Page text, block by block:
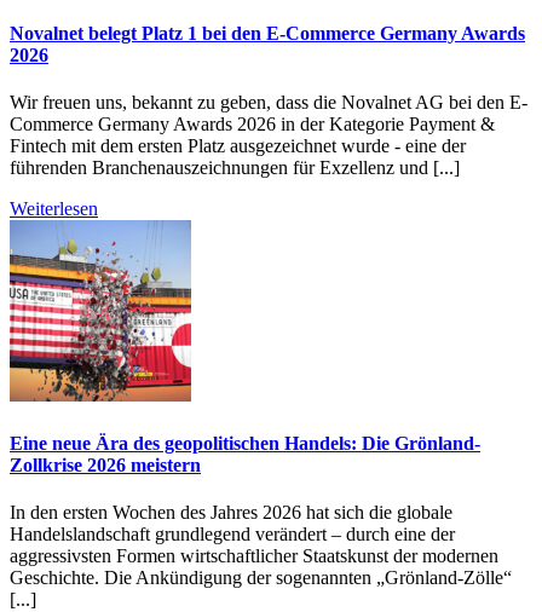
Novalnet belegt Platz 1 bei den E-Commerce Germany Awards
2026
Wir freuen uns, bekannt zu geben, dass die Novalnet AG bei den E-
Commerce Germany Awards 2026 in der Kategorie Payment &
Fintech mit dem ersten Platz ausgezeichnet wurde - eine der
führenden Branchenauszeichnungen für Exzellenz und [...]
Weiterlesen
Eine neue Ära des geopolitischen Handels: Die Grönland-
Zollkrise 2026 meistern
In den ersten Wochen des Jahres 2026 hat sich die globale
Handelslandschaft grundlegend verändert – durch eine der
aggressivsten Formen wirtschaftlicher Staatskunst der modernen
Geschichte. Die Ankündigung der sogenannten „Grönland-Zölle“
[...]